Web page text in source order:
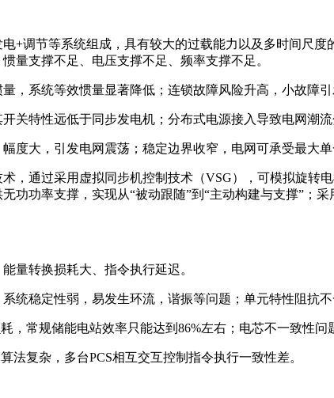
+调节等系统组成，具有较大的过载能力以及多时间尺
量支撑不足、电压支撑不足、频率支撑不足。
，系统等效惯量显著降低；连锁故障风险升高，小故障引
关特性远低于同步发电机；分布式电源接入导致电网潮流
度大，引发电网震荡；稳定边界收窄，电网可承受最大单
，通过采用虚拟同步机控制技术（VSG），可模拟旋转
功率支撑，实现从“被动跟随”到“主动构建与支撑”；
量转换损耗大、指令执行延迟。
统稳定性弱，易发生环流，谐振等问题；单元特性阻抗
，常规储能电站效率只能达到86%左右；电芯不一致性问
法复杂，多台PCS相互交互控制指令执行一致性差。